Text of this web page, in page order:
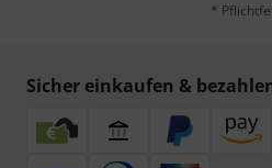
*
Sicher einkaufen &